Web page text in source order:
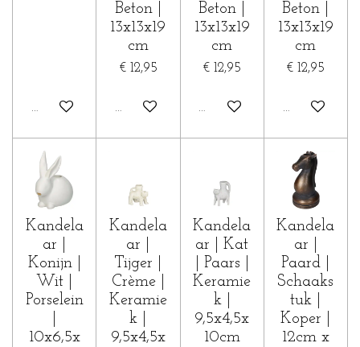
In winkelwagen
Beton |
13x13x19
cm
€ 12,95
In winkelwagen
Beton |
13x13x19
cm
€ 12,95
In winkelwagen
Beton |
13x13x19
cm
€ 12,95
In
Kandela
ar |
Konijn |
Wit |
Porselein
10x6,5x
Kandela
ar |
Tijger |
Crème |
Keramie
k |
9,5x4,5x
Kandela
ar | Kat
| Paars |
Keramie
k |
9,5x4,5x
10cm
Kandela
ar |
Paard |
Schaaks
tuk |
Koper |
12cm x